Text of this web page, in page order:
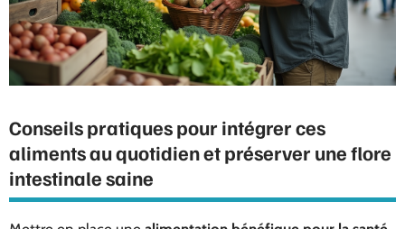
Conseils pratiques pour intégrer ces
aliments au quotidien et préserver une flore
intestinale saine